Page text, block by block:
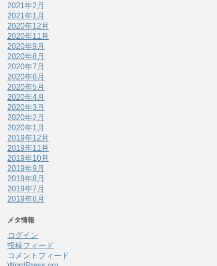
2021年2月
2021年1月
2020年12月
2020年11月
2020年9月
2020年8月
2020年7月
2020年6月
2020年5月
2020年4月
2020年3月
2020年2月
2020年1月
2019年12月
2019年11月
2019年10月
2019年9月
2019年8月
2019年7月
2019年6月
メタ情報
ログイン
投稿フィード
コメントフィード